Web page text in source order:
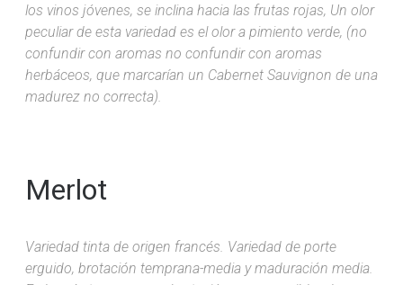
los vinos jóvenes, se inclina hacia las frutas rojas, Un olor
peculiar de esta variedad es el olor a pimiento verde, (no
confundir con aromas no confundir con aromas
herbáceos, que marcarían un Cabernet Sauvignon de una
madurez no correcta).
Merlot
Variedad tinta de origen francés. Variedad de porte
erguido, brotación temprana-media y maduración media.